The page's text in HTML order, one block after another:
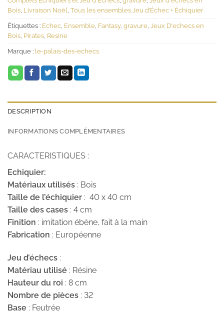
Bois Livraison Noël Tous les ensembles Jeu d’Échec + Échiquier
Étiquettes : Echec Ensemble Fantasy, gravure Jeux D'echecs en
Bois Pirates Resine
Marque : le-palais-des-echecs
DESCRIPTION
INFORMATIONS COMPLÉMENTAIRES
CARACTERISTIQUES :
Echiquier:
Matériaux utilisés : Bois
Taille de l’échiquier : 40 x 40 cm
Taille des cases : 4 cm
Finition : imitation ébène, fait à la main
Fabrication : Européenne
Jeu d’échecs :
Matériau utilisé : Résine
Hauteur du roi : 8 cm
Nombre de pièces : 32
Base : Feutrée